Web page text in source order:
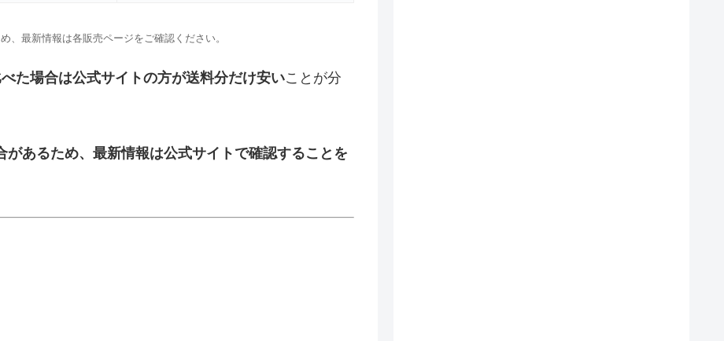
最新情報は各販売ページをご確認ください。
た場合は公式サイトの方が送料分だけ安いことが分
あるため、最新情報は公式サイトで確認することを